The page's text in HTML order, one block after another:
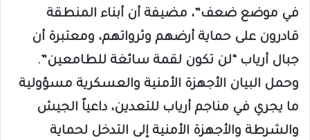
في موضع ضعف”، مضيفة أن أبناء المنطقة
قادرون على حماية أرضهم وثرواتهم، ومعتبرة أن
جبال أرياب “لن تكون لقمة سائغة للطامعين”.
وحمل البيان الأجهزة الأمنية والعسكرية مسؤولية
ما يجري في مناجم أرياب للتعدين، داعياً الجيش
والشرطة والأجهزة الأمنية إلى التدخل لحماية